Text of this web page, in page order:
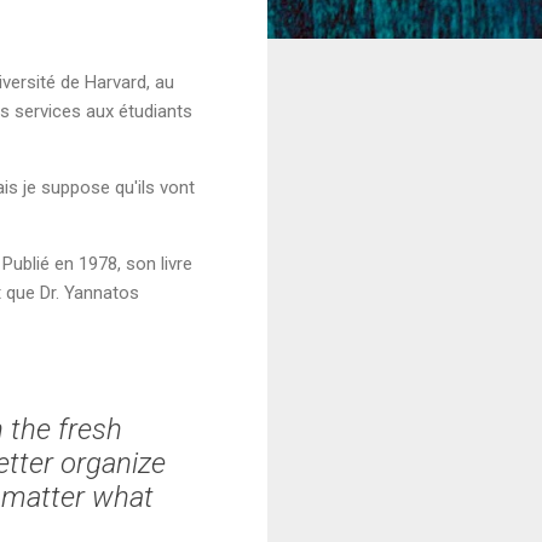
de Harvard, au
services aux étudiants
je suppose qu'ils vont
en 1978, son livre
Dr. Yannatos
the fresh
organize
what